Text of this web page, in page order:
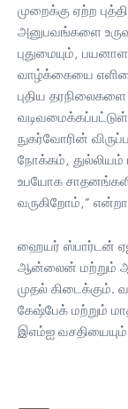
முறைக்கு ஏற்ற
அனுபவங்களை
புதுமையும்,
வாழ்க்கையை
புதிய
நுகர்வோரின்
நோக்கம், துல்லியம்
உபயோக
வருகிறோம்,”
ஹையர் ஸ்பார்டன் ஏஐ
ஆன்லைன் மற்றும்
முதல் கிடைக்கும்.
கேஷ்பேக் மற்றும்
இஎம்ஐ